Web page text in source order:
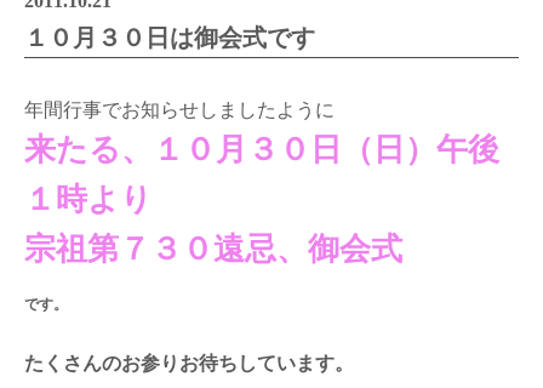
１０月３０日は御会式です
年間行事でお知らせしましたように
来たる、１０月３０日（日）午後
１時より
宗祖第７３０遠忌、御会式
です。
たくさんのお参りお待ちしています。